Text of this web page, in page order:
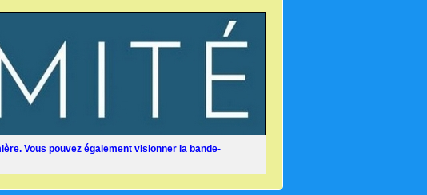
Vous pouvez également visionner la bande-